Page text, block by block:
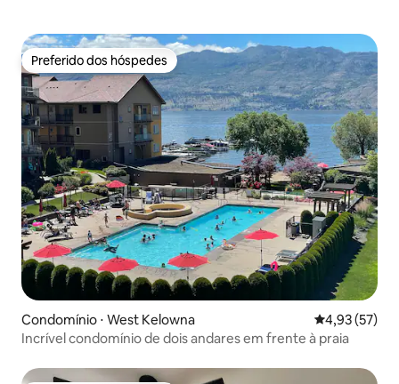
Preferido dos hóspedes
Preferido dos hóspedes
Condomínio ⋅ West Kelowna 4,93 de uma
4,93 (57)
Incrível condomínio de dois andares em frente à praia